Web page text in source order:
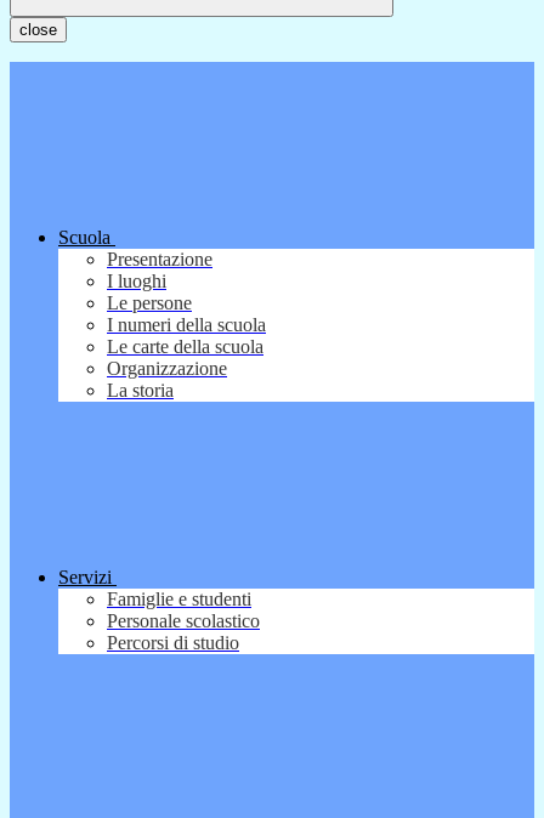
close
Scuola
Presentazione
I luoghi
Le persone
I numeri della scuola
Le carte della scuola
Organizzazione
La storia
Servizi
Famiglie e studenti
Personale scolastico
Percorsi di studio